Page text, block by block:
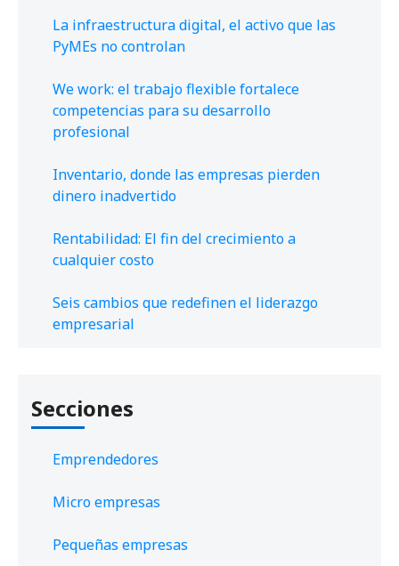
La infraestructura digital, el activo que las
PyMEs no controlan
We work: el trabajo flexible fortalece
competencias para su desarrollo
profesional
Inventario, donde las empresas pierden
dinero inadvertido
Rentabilidad: El fin del crecimiento a
cualquier costo
Seis cambios que redefinen el liderazgo
empresarial
Secciones
Emprendedores
Micro empresas
Pequeñas empresas